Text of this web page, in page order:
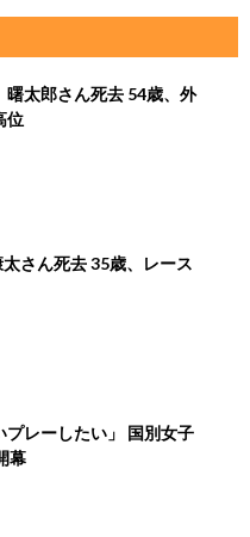
曙太郎さん死去 54歳、外
位
さん死去 35歳、レース
プレーしたい」 国別女子
幕